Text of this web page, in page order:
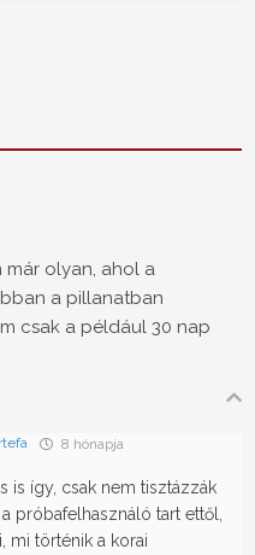
már olyan, ahol a
a pillanatban
csak a például 30 nap
8 hónapja
is így, csak nem tisztázzák
próbafelhasználó tart ettől,
mi történik a korai